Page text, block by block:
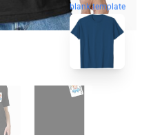
blank template